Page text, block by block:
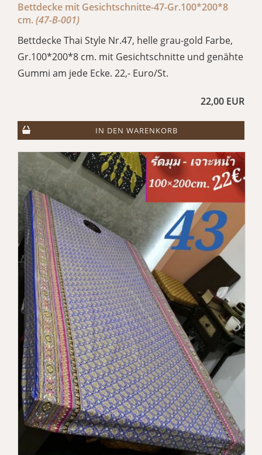
Bettdecke mit Gesichtschnitte-47-Gr.100*200*8
cm.(47-B-001)
Bettdecke Thai Style Nr.47, helle grau-gold Farbe,
Gr.100*200*8 cm. mit Gesichtschnitte und genähte
Gummi am jede Ecke. 22,- Euro/St.
22,00 EUR
IN DEN WARENKORB